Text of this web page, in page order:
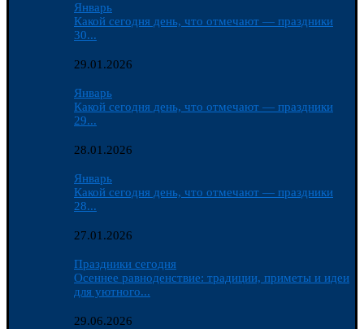
Январь
Какой сегодня день, что отмечают — праздники
30...
29.01.2026
Январь
Какой сегодня день, что отмечают — праздники
29...
28.01.2026
Январь
Какой сегодня день, что отмечают — праздники
28...
27.01.2026
Праздники сегодня
Осеннее равноденствие: традиции, приметы и идеи
для уютного...
29.06.2026